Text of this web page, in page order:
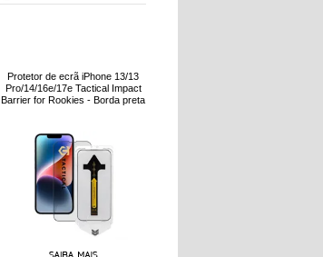
Protetor de ecrã iPhone 13/13
Pro/14/16e/17e Tactical Impact
Barrier for Rookies - Borda preta